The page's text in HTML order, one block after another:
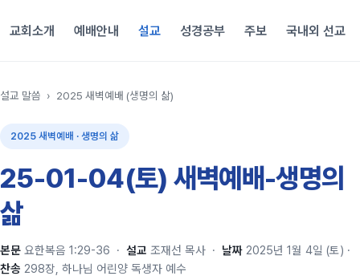
교회소개 예배안내 설교 성경공부 주보 국내외 선교
설교 말씀 › 2025 새벽예배 (생명의 삶)
2025 새벽예배 · 생명의 삶
25-01-04(토) 새벽예배-생명의
삶
본문 요한복음 1:29-36 · 설교 조재선 목사 · 날짜 2025년 1월 4일 (토) ·
찬송 298장, 하나님 어린양 독생자 예수